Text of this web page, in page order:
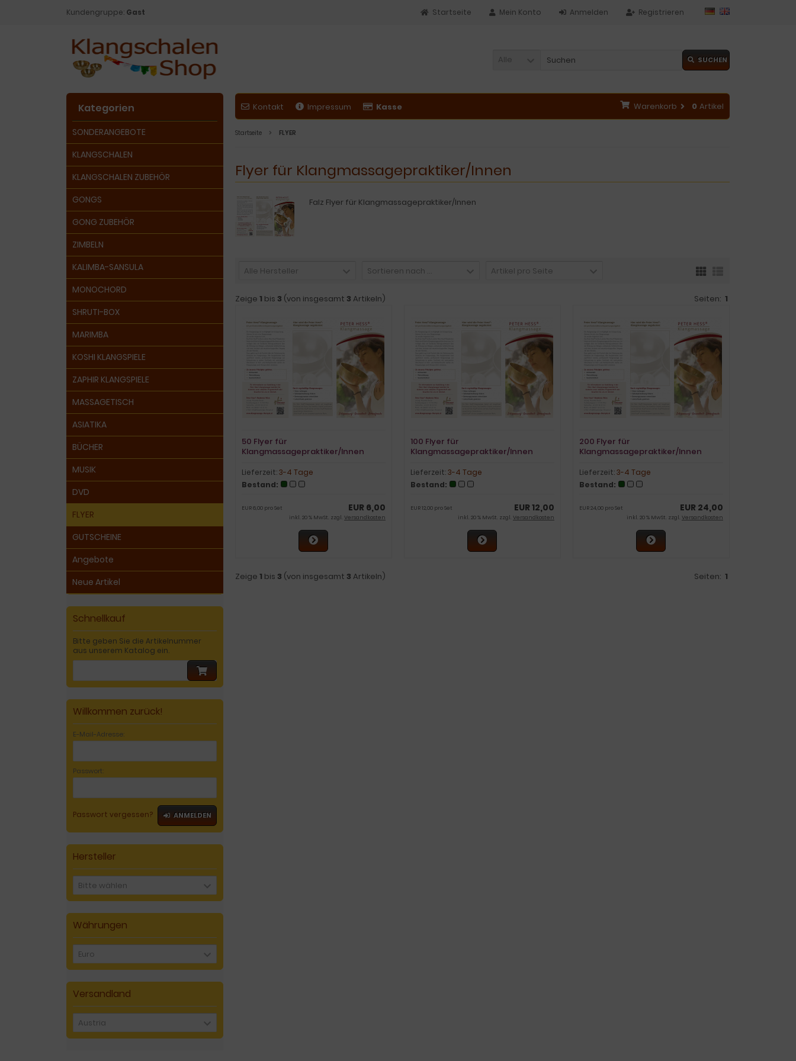
Kundengruppe: Gast Registrieren
Anmelden
Mein Konto
Startseite
Alle SUCHEN
Kontakt Impressum Kasse Warenkorb 0 Artikel
Startseite FLYER
Flyer für Klangmassagepraktiker/Innen
Falz Flyer für Klangmassagepraktiker/Innen
Alle Hersteller Sortieren nach ... Artikel pro Seite
Zeige 1 bis 3 (von insgesamt 3 Artikeln) Seiten: 1
50 Flyer für
Klangmassagepraktiker/Innen
Lieferzeit:3-4 Tage
Bestand:
EUR 6,00
EUR 6,00 pro Set
inkl. 20 % MwSt. zzgl. Versandkosten
100 Flyer für
Klangmassagepraktiker/Innen
Lieferzeit:3-4 Tage
Bestand:
EUR 12,00
EUR 12,00 pro Set
inkl. 20 % MwSt. zzgl. Versandkosten
200 Flyer für
Klangmassagepraktiker/Innen
Lieferzeit:3-4 Tage
Bestand:
EUR 24,00
EUR 24,00 pro Set
inkl. 20 % MwSt. zzgl. Versandkosten
Zeige 1 bis 3 (von insgesamt 3 Artikeln) Seiten: 1
Kategorien
SONDERANGEBOTE
KLANGSCHALEN
KLANGSCHALEN ZUBEHÖR
GONGS
GONG ZUBEHÖR
ZIMBELN
KALIMBA-SANSULA
MONOCHORD
SHRUTI-BOX
MARIMBA
KOSHI KLANGSPIELE
ZAPHIR KLANGSPIELE
MASSAGETISCH
ASIATIKA
BÜCHER
MUSIK
DVD
FLYER
GUTSCHEINE
Angebote
Neue Artikel
Schnellkauf
Bitte geben Sie die Artikelnummer
aus unserem Katalog ein.
Willkommen zurück!
E-Mail-Adresse:
Passwort:
Passwort vergessen? ANMELDEN
Hersteller
Bitte wählen
Währungen
Euro
Versandland
Austria